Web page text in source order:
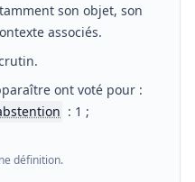
son objet, son
associés.
ont voté pour :
: 1 ;
définition.